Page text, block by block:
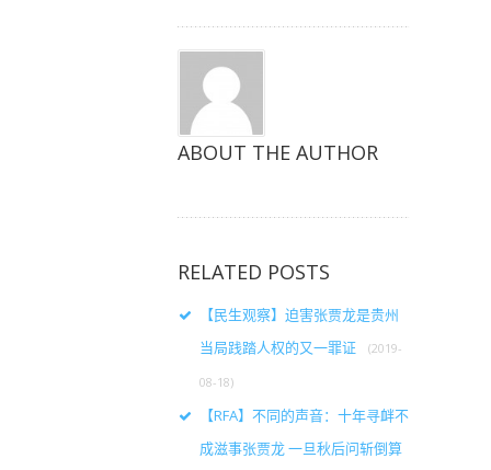
ABOUT THE AUTHOR
RELATED POSTS
【民生观察】迫害张贾龙是贵州
当局践踏人权的又一罪证
(2019-
08-18)
【RFA】不同的声音：十年寻衅不
成滋事张贾龙 一旦秋后问斩倒算